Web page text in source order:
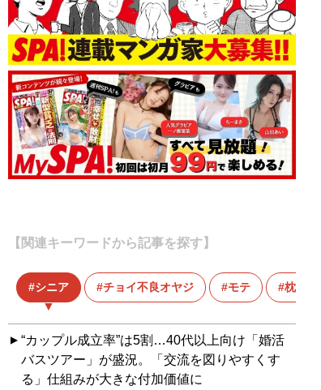
【関連キーワードから記事を探す】
シニア チョイ不良オヤジ モテ 枕営業
“カップル成立率”は5割…40代以上向け「婚活
バスツアー」が盛況。「交流を図りやすくす
る」仕組みが大きな付加価値に